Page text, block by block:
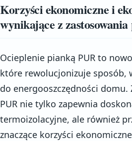
Korzyści ekonomiczne i
wynikające z
Ocieplenie pianką PUR to
które rewolucjonizuje sposób,
do energooszczędności
PUR nie tylko zapewnia
termoizolacyjne, ale również
znaczące korzyści